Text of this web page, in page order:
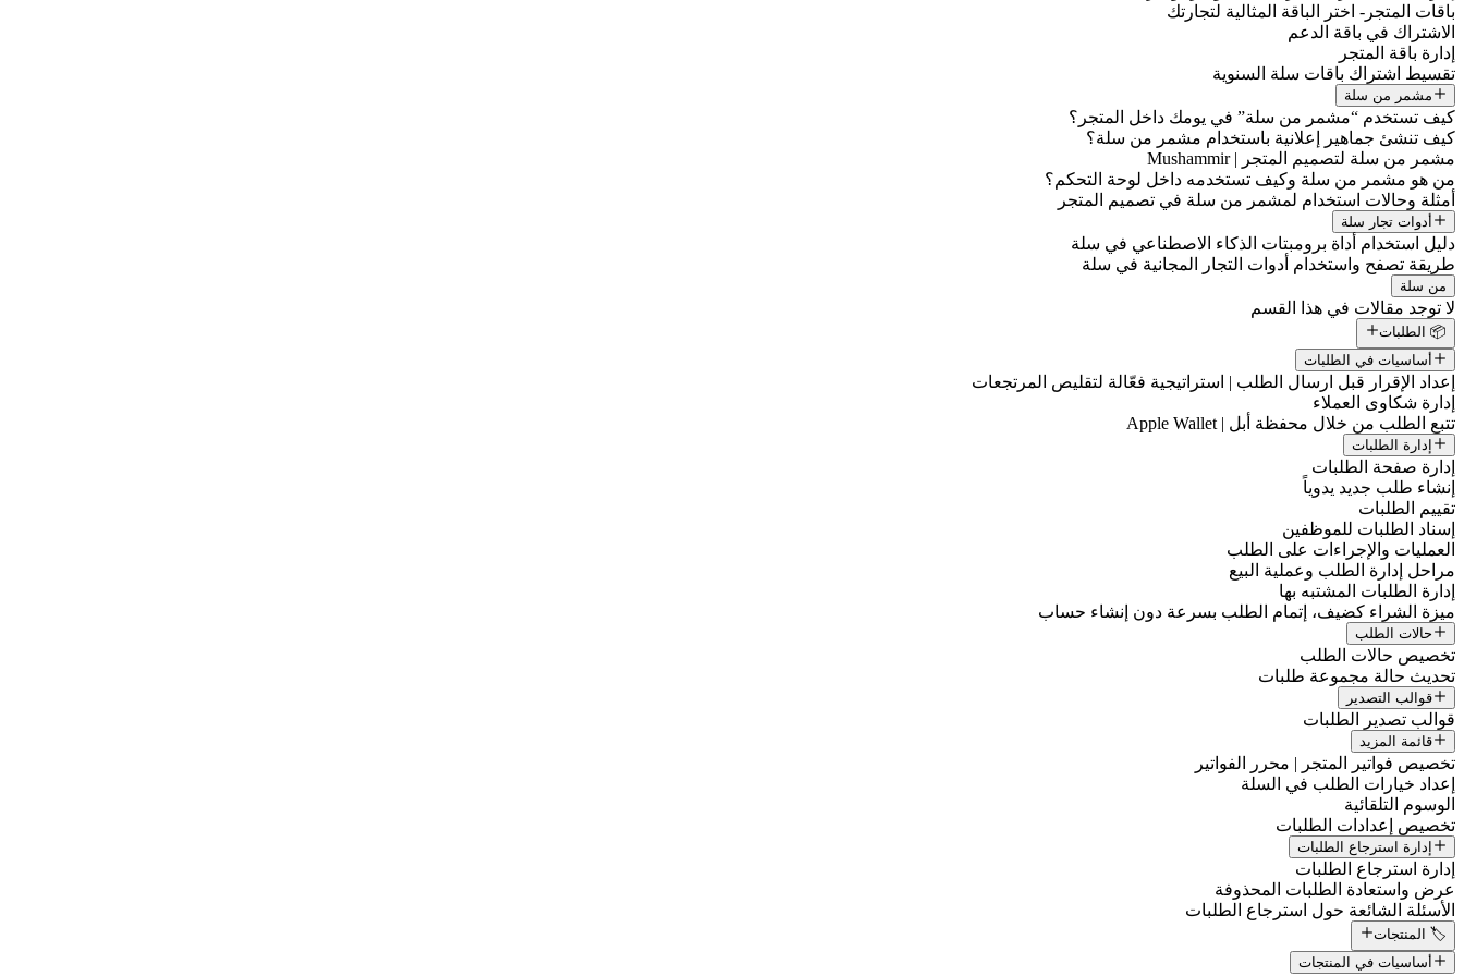
باقات المتجر- اختر الباقة المثالية لتجارتك
الاشتراك في باقة الدعم
إدارة باقة المتجر
تقسيط اشتراك باقات سلة السنوية
مشمر من سلة
كيف تستخدم “مشمر من سلة” في يومك داخل المتجر؟
كيف تنشئ جماهير إعلانية باستخدام مشمر من سلة؟
مشمر من سلة لتصميم المتجر | Mushammir
من هو مشمر من سلة وكيف تستخدمه داخل لوحة التحكم؟
أمثلة وحالات استخدام لمشمر من سلة في تصميم المتجر
أدوات تجار سلة
دليل استخدام أداة برومبتات الذكاء الاصطناعي في سلة
طريقة تصفح واستخدام أدوات التجار المجانية في سلة
من سلة
لا توجد مقالات في هذا القسم
📦 الطلبات
أساسيات في الطلبات
إعداد الإقرار قبل ارسال الطلب | استراتيجية فعّالة لتقليص المرتجعات
إدارة شكاوى العملاء
تتبع الطلب من خلال محفظة أبل | Apple Wallet
إدارة الطلبات
إدارة صفحة الطلبات
إنشاء طلب جديد يدوياً
تقييم الطلبات
إسناد الطلبات للموظفين
العمليات والإجراءات على الطلب
مراحل إدارة الطلب وعملية البيع
إدارة الطلبات المشتبه بها
ميزة الشراء كضيف، إتمام الطلب بسرعة دون إنشاء حساب
حالات الطلب
تخصيص حالات الطلب
تحديث حالة مجموعة طلبات
قوالب التصدير
قوالب تصدير الطلبات
قائمة المزيد
تخصيص فواتير المتجر | محرر الفواتير
إعداد خيارات الطلب في السلة
الوسوم التلقائية
تخصيص إعدادات الطلبات
إدارة استرجاع الطلبات
إدارة استرجاع الطلبات
عرض واستعادة الطلبات المحذوفة
الأسئلة الشائعة حول استرجاع الطلبات
🏷️ المنتجات
أساسيات في المنتجات